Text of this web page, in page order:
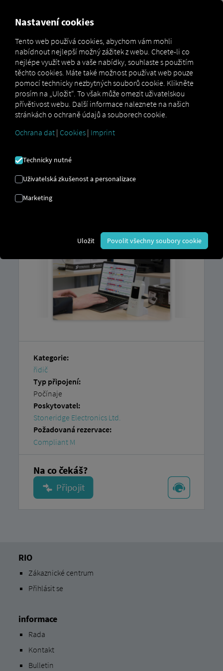
Marketplace Connectors OPTAC3 Connect
OPTAC3 CONNECT
partneraStoneridge Electronics Ltd
našich služeb
Kategorie:
řidič
Typ připojení:
Počínaje
Poskytovatel:
Stoneridge Electronics Ltd.
Požadovaná rezervace:
Compliant M
Na co čekáš?
RIO
Zákaznické centrum
Přihlásit se
informace
Rada
Kontakt
Bulletin
Nastavení cookies
Tento web používá cookies, abychom vám mohli
nabídnout nejlepší možný zážitek z webu. Chcete-li co
nejlépe využít web a vaše nabídky, souhlaste s použitím
těchto cookies. Máte také možnost používat web pouze
pomocí technicky nezbytných souborů cookie. Klikněte
prosím na „Uložit“. To však může omezit uživatelskou
přívětivost webu. Další informace naleznete na našich
stránkách o ochraně údajů a souborech cookie.
Ochrana dat | Cookies | Imprint
Technicky nutné
Uživatelská zkušenost a personalizace
Marketing
Uložit Povolit všechny soubory cookie